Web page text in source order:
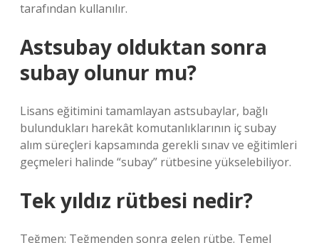
tarafından kullanılır.
Astsubay olduktan sonra
subay olunur mu?
Lisans eğitimini tamamlayan astsubaylar, bağlı
bulundukları harekât komutanlıklarının iç subay
alım süreçleri kapsamında gerekli sınav ve eğitimleri
geçmeleri halinde “subay” rütbesine yükselebiliyor.
Tek yıldız rütbesi nedir?
Teğmen: Teğmenden sonra gelen rütbe. Temel